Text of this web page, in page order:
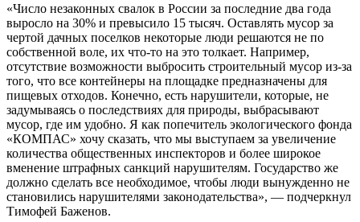
«Число незаконных свалок в России за последние два года
выросло на 30% и превысило 15 тысяч. Оставлять мусор за
чертой дачных поселков некоторые люди решаются не по
собственной воле, их что-то на это толкает. Например,
отсутствие возможности выбросить строительный мусор из-за
того, что все контейнеры на площадке предназначены для
пищевых отходов. Конечно, есть нарушители, которые, не
задумываясь о последствиях для природы, выбрасывают
мусор, где им удобно. Я как попечитель экологического фонда
«КОМПАС» хочу сказать, что мы выступаем за увеличение
количества общественных инспекторов и более широкое
вменение штрафных санкций нарушителям. Государство же
должно сделать все необходимое, чтобы люди вынужденно не
становились нарушителями законодательства», — подчеркнул
Тимофей Баженов.